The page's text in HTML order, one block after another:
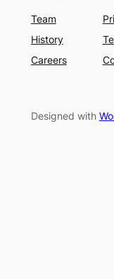
Team
History
Careers
Designed with